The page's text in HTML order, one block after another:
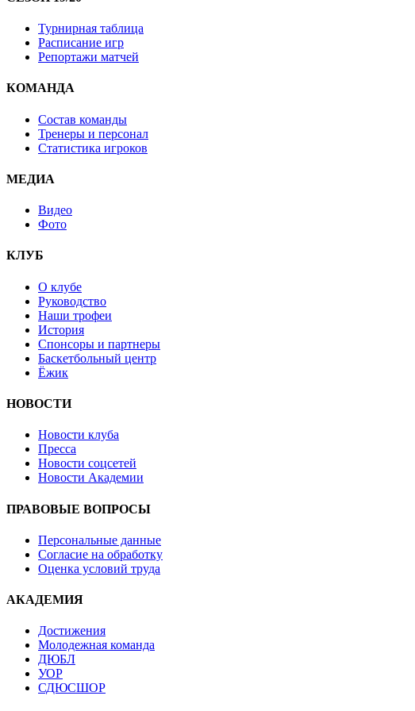
Турнирная таблица
Расписание игр
Репортажи матчей
КОМАНДА
Состав команды
Тренеры и персонал
Статистика игроков
МЕДИА
Видео
Фото
КЛУБ
О клубе
Руководство
Наши трофеи
История
Спонсоры и партнеры
Баскетбольный центр
Ёжик
НОВОСТИ
Новости клуба
Пресса
Новости соцсетей
Новости Академии
ПРАВОВЫЕ ВОПРОСЫ
Персональные данные
Согласие на обработку
Оценка условий труда
АКАДЕМИЯ
Достижения
Молодежная команда
ДЮБЛ
УОР
СДЮСШОР